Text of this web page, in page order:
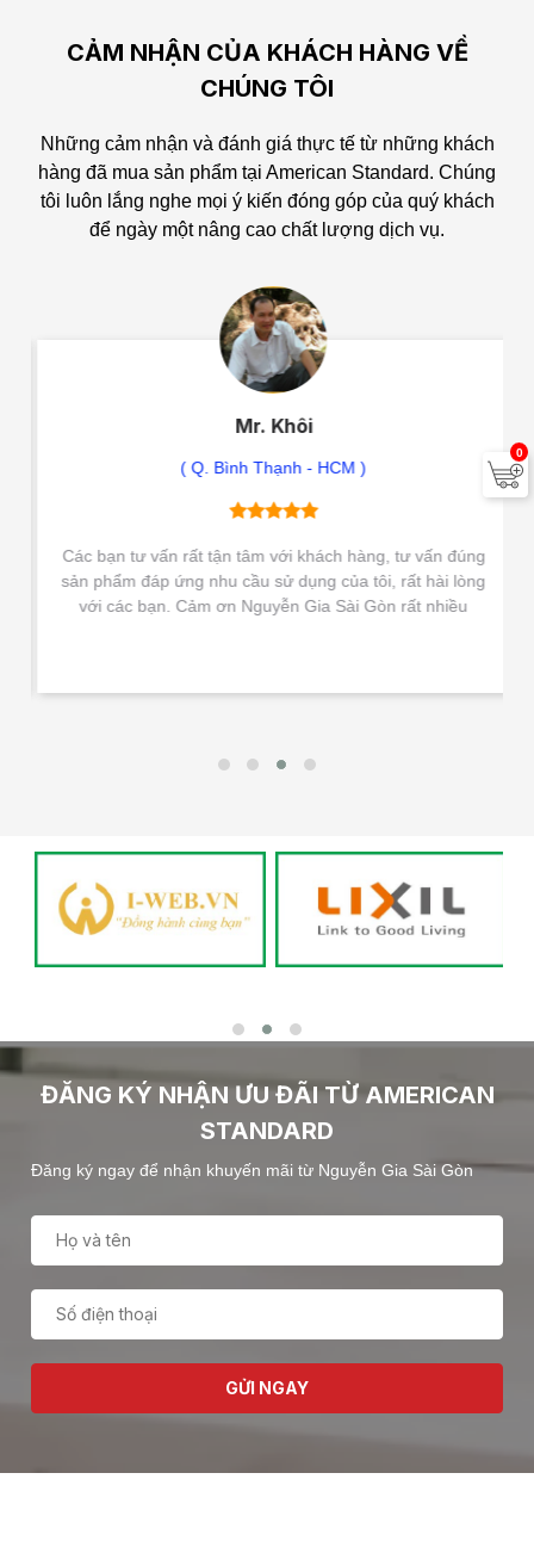
CẢM NHẬN CỦA KHÁCH HÀNG VỀ
CHÚNG TÔI
Những cảm nhận và đánh giá thực tế từ những khách
hàng đã mua sản phẩm tại American Standard. Chúng
tôi luôn lắng nghe mọi ý kiến đóng góp của quý khách
để ngày một nâng cao chất lượng dịch vụ.
Mr. Khôi
( Q. Bình Thạnh - HCM )
Các bạn tư vấn rất tận tâm với khách hàng, tư vấn đúng
sản phẩm đáp ứng nhu cầu sử dụng của tôi, rất hài lòng
với các bạn. Cảm ơn Nguyễn Gia Sài Gòn rất nhiều
ĐĂNG KÝ NHẬN ƯU ĐÃI TỪ AMERICAN
STANDARD
Đăng ký ngay để nhận khuyến mãi từ Nguyễn Gia Sài Gòn
GỬI NGAY
0